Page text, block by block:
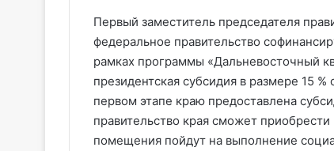
Первый заместитель председателя
федеральное правительство
рамках программы «Дальневосточный
президентская субсидия в размере 15
первом этапе краю предоставлена
правительство края сможет
помещения пойдут на выполнение